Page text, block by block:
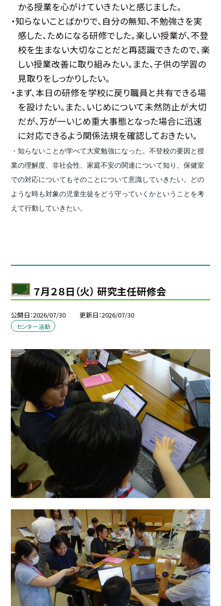
かる授業を心がけていきたいと感じました。
・知らないことばかりで、自分の無知、不勉強さを実
感した、ためになる研修でした。楽しい授業が、不登
校を生まない大切なことだと再認識できたので、楽
しい授業改善に取り組みたい。また、子供の学習の
見取りをしっかりしたい。
・まず、本日の研修を学校に戻り職員と共有できる場
を設けたい。また、いじめについて未然防止が大切
だが、万が一いじめ重大事態となった場合に迅速
に対応できるよう関係法規を確認しておきたい。
・知らないことが学べて大変勉強になった。不登校の要因と授
業の理解度、非社会性、家庭不安の関連について知り、保健室
での対応についてもそのことについて意識していきたい。どの
ような時も対象の児童生徒をどう守っていくかということを考
えて行動していきたい。
７月２８日（火） 研究主任研修会
公開日 2026/07/30 更新日 2026/07/30
センター活動